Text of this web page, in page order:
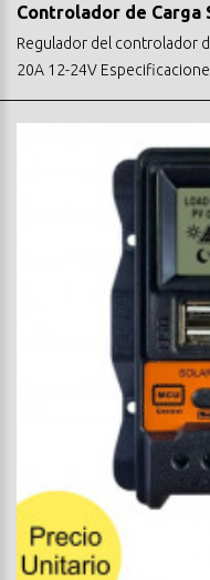
Controlador de Carga
Regulador del controlador
20A 12-24V